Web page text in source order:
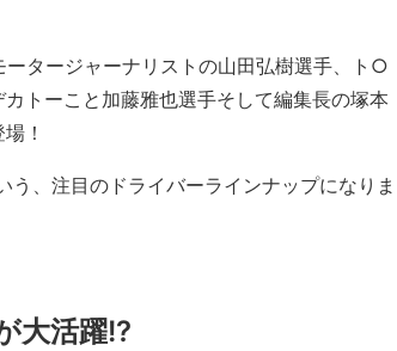
ータージャーナリストの山田弘樹選手、ト○
トーこと加藤雅也選手そして編集長の塚本
！
、注目のドライバーラインナップになりま
大活躍!?